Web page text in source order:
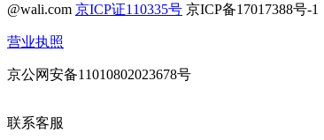
@wali.com 京ICP证110335号 京ICP备17017388号-1
营业执照
京公网安备11010802023678号
联系客服